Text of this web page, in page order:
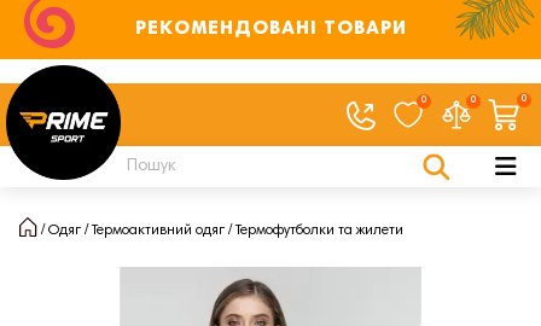
РЕКОМЕНДОВАНІ ТОВАРИ
0 0 0
Одяг Термоактивний одяг Термофутболки та жилети